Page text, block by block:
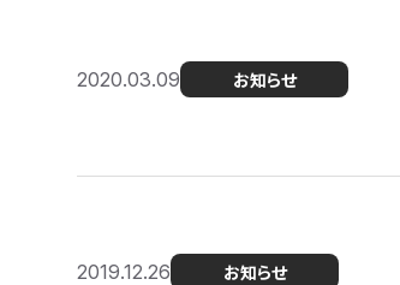
2020.03.09 お知らせ
2019.12.26 お知らせ